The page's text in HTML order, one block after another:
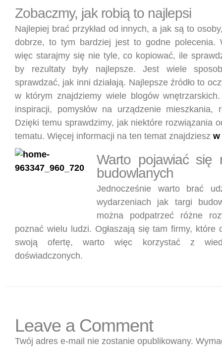
Zobaczmy, jak robią to najlepsi
Najlepiej brać przykład od innych, a jak są to
dobrze, to tym bardziej jest to godne polecenia.
więc starajmy się nie tyle, co kopiować, ile
by rezultaty były najlepsze. Jest wiele
sprawdzać, jak inni działają. Najlepsze źródło to
w którym znajdziemy wiele blogów
inspiracji, pomysłów na urządzenie mieszkania,
Dzięki temu sprawdzimy, jak niektóre rozwiązania
tematu. Więcej informacji na ten temat znajdziesz w
Warto pojawiać się
budowlanych
Jednocześnie warto brać
wydarzeniach jak targi
można podpatrzeć różne
poznać wielu ludzi. Ogłaszają się tam firmy, które
swoją ofertę, warto więc korzystać z
doświadczonych.
Leave a Comment
Twój adres e-mail nie zostanie opublikowany.